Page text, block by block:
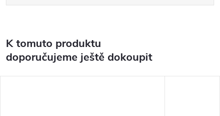
K tomuto produktu
doporučujeme ještě dokoupit